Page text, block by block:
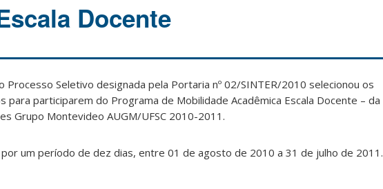
Docente
Processo Seletivo designada pela Portaria nº 02/SINTER/2010 selecionou os
participarem do Programa de Mobilidade Acadêmica Escala Docente – da
Grupo Montevideo AUGM/UFSC 2010-2011.
um período de dez dias, entre 01 de agosto de 2010 a 31 de julho de 2011.